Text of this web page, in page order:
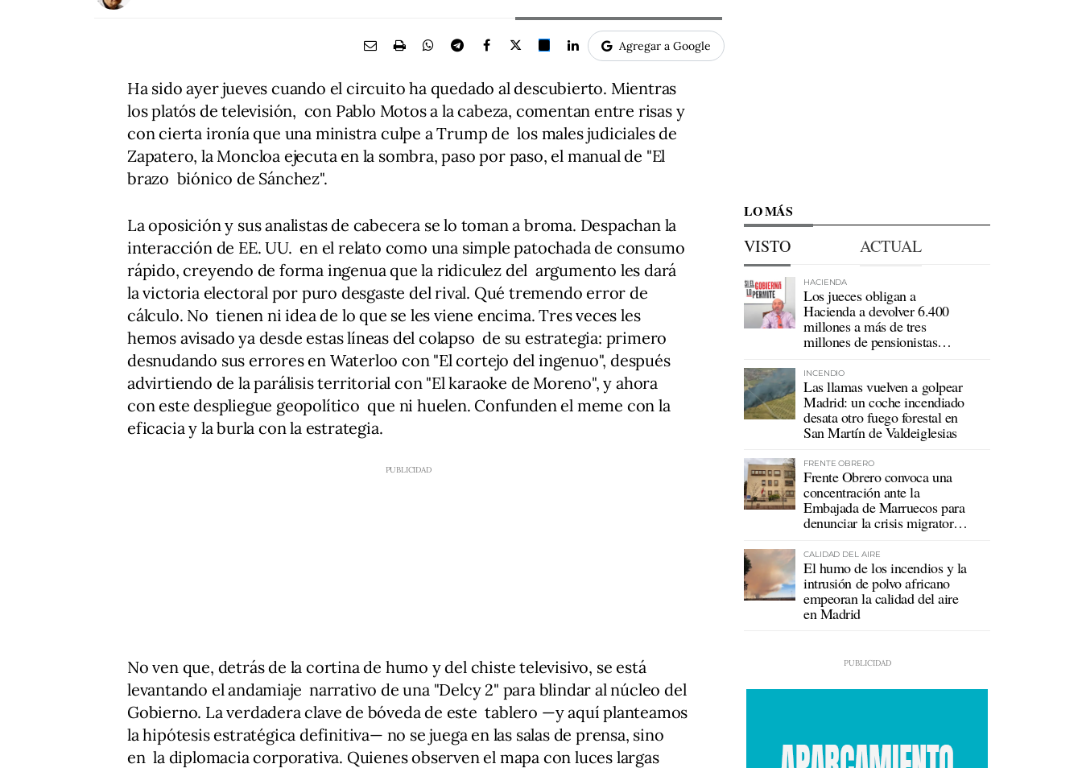
Agregar a Google
Ha sido ayer jueves cuando el circuito ha quedado al descubierto. Mientras
los platós de televisión, con Pablo Motos a la cabeza, comentan entre risas y
con cierta ironía que una ministra culpe a Trump de los males judiciales de
Zapatero, la Moncloa ejecuta en la sombra, paso por paso, el manual de "El
brazo biónico de Sánchez".
La oposición y sus analistas de cabecera se lo toman a broma. Despachan la
interacción de EE. UU. en el relato como una simple patochada de consumo
rápido, creyendo de forma ingenua que la ridiculez del argumento les dará
la victoria electoral por puro desgaste del rival. Qué tremendo error de
cálculo. No tienen ni idea de lo que se les viene encima. Tres veces les
hemos avisado ya desde estas líneas del colapso de su estrategia: primero
desnudando sus errores en Waterloo con "El cortejo del ingenuo", después
advirtiendo de la parálisis territorial con "El karaoke de Moreno", y ahora
con este despliegue geopolítico que ni huelen. Confunden el meme con la
eficacia y la burla con la estrategia.
No ven que, detrás de la cortina de humo y del chiste televisivo, se está
levantando el andamiaje narrativo de una "Delcy 2" para blindar al núcleo del
Gobierno. La verdadera clave de bóveda de este tablero —y aquí planteamos
la hipótesis estratégica definitiva— no se juega en las salas de prensa, sino
en la diplomacia corporativa. Quienes observen el mapa con luces largas
LO MÁS
VISTO ACTUAL
HACIENDA
Los jueces obligan a
Hacienda a devolver 6.400
millones a más de tres
millones de pensionistas
INCENDIO
Las llamas vuelven a golpear
Madrid: un coche incendiado
desata otro fuego forestal en
San Martín de Valdeiglesias
FRENTE OBRERO
Frente Obrero convoca una
concentración ante la
Embajada de Marruecos para
denunciar la crisis migratoria
CALIDAD DEL AIRE
El humo de los incendios y la
intrusión de polvo africano
empeoran la calidad del aire
en Madrid